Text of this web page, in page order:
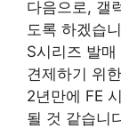
다음으로, 갤
도록 하겠습
S시리즈 발
견제하기 위
2년만에 FE
될 것 같습니